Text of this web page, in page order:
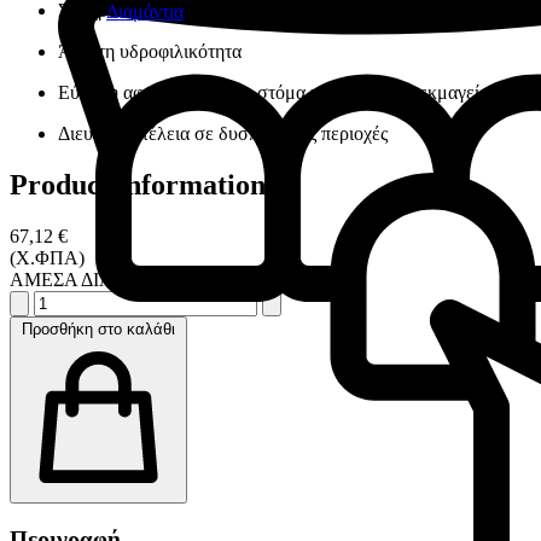
Διαμάντια
Σκληρότητα Shore-A 47
Άριστη υδροφιλικότητα
Εύκολη αφαίρεση από το στόμα και το γύψινο εκμαγείο
Διευσδύει τέλεια σε δυσπρόσιτες περιοχές
Product information
67,12 €
(Χ.ΦΠΑ)
ΑΜΕΣΑ ΔΙΑΘΕΣΙΜΟ
Προσθήκη στο καλάθι